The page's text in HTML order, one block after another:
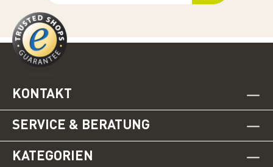
KONTAKT
SERVICE & BERATUNG
KATEGORIEN